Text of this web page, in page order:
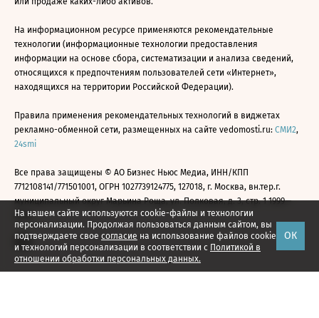
На нашем сайте используются cookie-файлы и технологии
персонализации. Продолжая пользоваться данным сайтом, вы
подтверждаете свое согласие на использование файлов cookie
и технологий персонализации в соответствии с Политикой в
отношении обработки персональных данных.
ОК
На информационном ресурсе применяются рекомендательные
технологии (информационные технологии предоставления
информации на основе сбора, систематизации и анализа сведений,
относящихся к предпочтениям пользователей сети «Интернет»,
находящихся на территории Российской Федерации).
Правила применения рекомендательных технологий в виджетах
рекламно-обменной сети, размещенных на сайте vedomosti.ru: СМИ2,
24smi
Все права защищены © АО Бизнес Ньюс Медиа, ИНН/КПП
7712108141/771501001, ОГРН 1027739124775, 127018, г. Москва, вн.тер.г.
муниципальный округ Марьина Роща, ул. Полковая, д. 3, стр. 1 1999—
2026